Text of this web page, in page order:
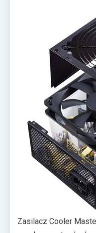
producenta hałas
dB(A), a więc
Zasilacz Cooler